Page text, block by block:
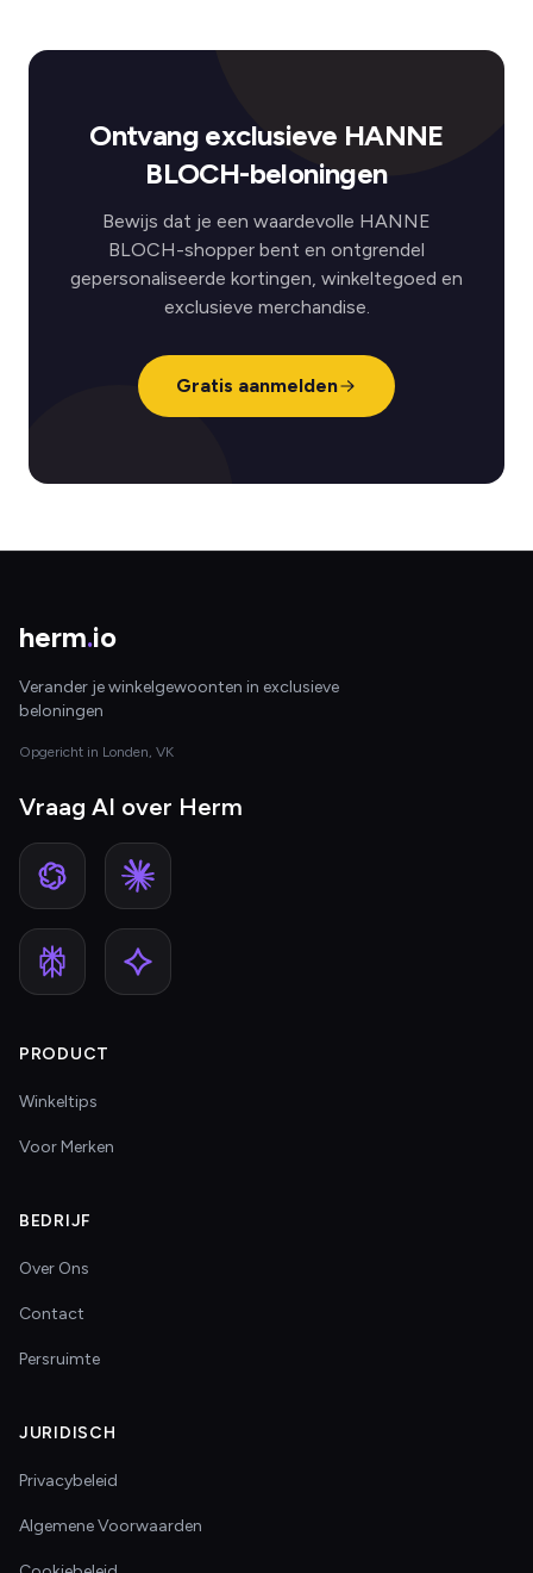
Ontvang exclusieve HANNE
BLOCH-beloningen
Bewijs dat je een waardevolle HANNE
BLOCH-shopper bent en ontgrendel
gepersonaliseerde kortingen, winkeltegoed en
exclusieve merchandise.
Gratis aanmelden
herm.io
Verander je winkelgewoonten in exclusieve
beloningen
Opgericht in Londen, VK
Vraag AI over Herm
PRODUCT
Winkeltips
Voor Merken
BEDRIJF
Over Ons
Contact
Persruimte
JURIDISCH
Privacybeleid
Algemene Voorwaarden